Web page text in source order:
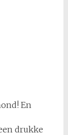
En
drukke